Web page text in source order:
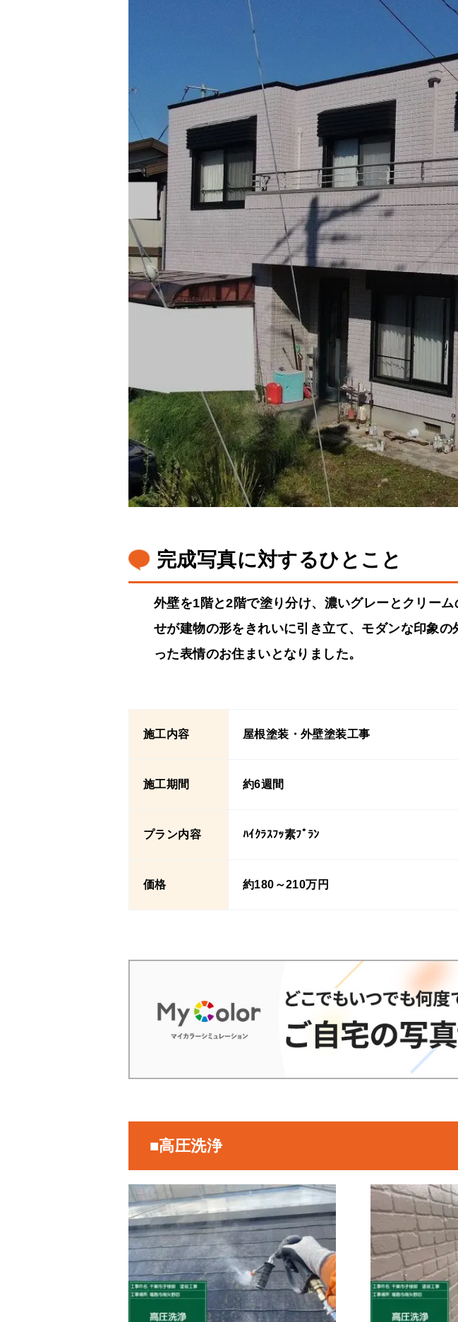
完成写真に対するひとこと
外壁を1階と2階で塗り分け、濃いグレーとクリー
せが建物の形をきれいに引き立て、モダンな印象
った表情のお住まいとなりました。
施工内容 屋根塗装・外壁塗装工事
施工期間 約6週間
プラン内容 ﾊｲｸﾗｽﾌｯ素ﾌﾟﾗﾝ
価格 約180～210万円
■高圧洗浄